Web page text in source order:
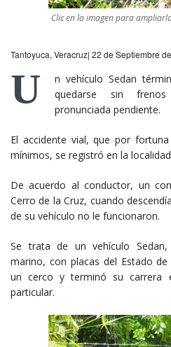
Clic en la imagen para
Tantoyuca, Veracruz| 22 de Septiembre
U
n vehículo Sedan
quedarse sin
pronunciada pendiente.
El accidente vial, que por
mínimos, se registró en la
De acuerdo al conductor, un
Cerro de la Cruz, cuando
de su vehículo no le funcionaron.
Se trata de un vehículo
marino, con placas del Estado
un cerco y terminó su carrera
particular.